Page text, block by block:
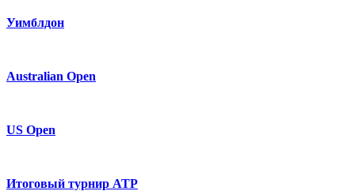
Уимблдон
Australian Open
US Open
Итоговый турнир ATP